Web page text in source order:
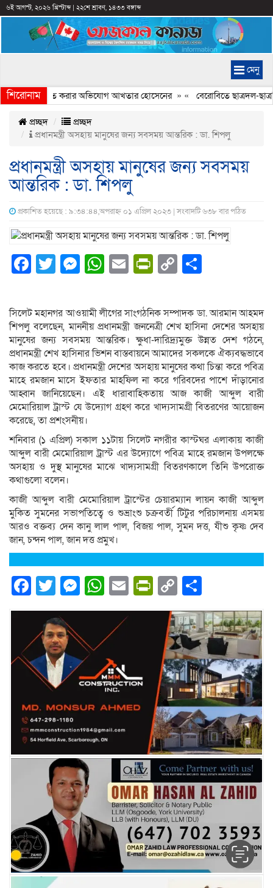
৬ই আগস্ট, ২০২৬ খ্রিস্টাব্দ| ২২শে শ্রাবণ, ১৪৩৩ বঙ্গাব্দ
মেনু
শিরোনাম
ইতিহাস বিকৃত করার অভিযোগ আখতার হোসেনের» «বেরোবিতে ছাত্রদল-
প্রচ্ছদ
প্রচ্ছদ
প্রধানমন্ত্রী অসহায় মানুষের জন্য সবসময় আন্তরিক : ডা. শিপলু
প্রধানমন্ত্রী অসহায় মানুষের জন্য সবসময়
আন্তরিক : ডা. শিপলু
প্রকাশিত হয়েছে : ৯:৩৪:৪৪,অপরাহ্ন ০১ এপ্রিল ২০২৩ | সংবাদটি ৬৩৮ বার পঠিত
Facebook
Twitter
Messenger
WhatsApp
EmailPrintFriendly
Copy
সিলেট মহানগর আওয়ামী লীগের সাংগঠনিক সম্পাদক ডা. আরমান আহমদ
শিপলু বলেছেন, মাননীয় প্রধানমন্ত্রী জননেত্রী শেখ হাসিনা দেশের অসহায়
মানুষের জন্য সবসময় আন্তরিক। ক্ষুধা-দারিদ্র্যমুক্ত উন্নত দেশ গঠনে,
প্রধানমন্ত্রী শেখ হাসিনার ভিশন বাস্তবায়নে আমাদের সকলকে ঐক্যবদ্ধভাবে
কাজ করতে হবে। প্রধানমন্ত্রী দেশের অসহায় মানুষের কথা চিন্তা করে পবিত্র
মাহে রমজান মাসে ইফতার মাহফিল না করে গরিবদের পাশে দাঁড়ানোর
আহ্বান জানিয়েছেন। এই ধারাবাহিকতায় আজ কাজী আব্দুল বারী
মেমোরিয়াল ট্রাস্ট যে উদ্যোগ গ্রহণ করে খাদ্যসামগ্রী বিতরণের আয়োজন
করেছে, তা প্রশংসনীয়।
শনিবার (১ এপ্রিল) সকাল ১১টায় সিলেট নগরীর কাস্টঘর এলাকায় কাজী
আব্দুল বারী মেমোরিয়াল ট্রাস্ট এর উদ্যোগে পবিত্র মাহে রমজান উপলক্ষে
অসহায় ও দুস্থ মানুষের মাঝে খাদ্যসামগ্রী বিতরণকালে তিনি উপরোক্ত
কথাগুলো বলেন।
কাজী আব্দুল বারী মেমোরিয়াল ট্রাস্টের চেয়ারম্যান লায়ন কাজী আব্দুল
মুকিত সুমনের সভাপতিত্বে ও শুভ্রাংশু চক্রবর্তী টিটুর পরিচালনায় এসময়
আরও বক্তব্য দেন কানু লাল পাল, বিজয় পাল, সুমন দত্ত, যীশু কৃষ্ণ দেব
জান, চন্দন পাল, জান দত্ত প্রমুখ।
Facebook
Twitter
Messenger
WhatsApp
EmailPrintFriendly
Copy
Link